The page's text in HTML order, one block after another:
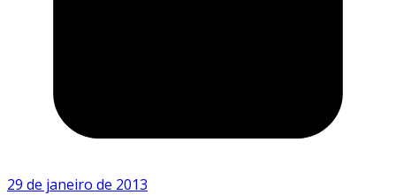
29 de janeiro de 2013